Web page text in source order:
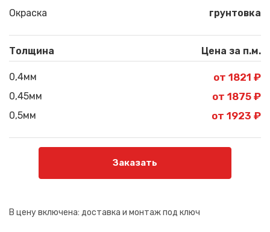
Окраска
грунтовка
Толщина Цена за п.м.
0,4мм от 1821 ₽
0,45мм от 1875 ₽
0,5мм от 1923 ₽
Заказать
В цену включена: доставка и монтаж под ключ